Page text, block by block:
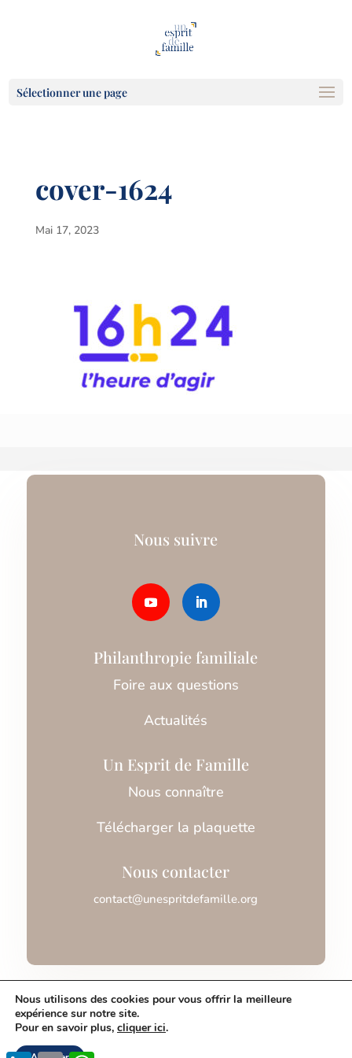
Sélectionner une page
cover-1624
Mai 17, 2023
Nous suivre
Philanthropie familiale
Foire aux questions
Actualités
Un Esprit de Famille
Nous connaître
Télécharger la plaquette
Nous contacter
contact@unespritdefamille.org
Mentions légales
Nous utilisons des cookies pour vous offrir la meilleure
expérience sur notre site.
Pour en savoir plus, cliquer ici.